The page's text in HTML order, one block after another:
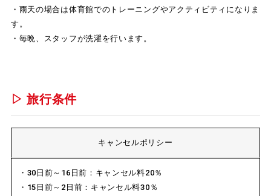
・雨天の場合は体育館でのトレーニングやアクティビティになりま
す。
・毎晩、スタッフが洗濯を行います。
▷ 旅行条件
キャンセルポリシー
・30日前～16日前：キャンセル料20％
・15日前～2日前：キャンセル料30％